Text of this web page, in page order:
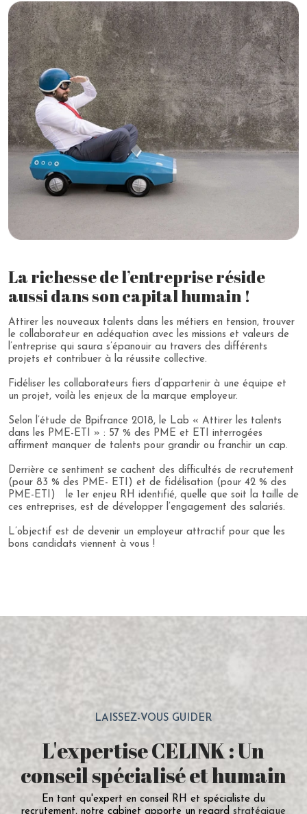
La richesse de l’entreprise réside
aussi dans son capital humain !
Attirer les nouveaux talents dans les métiers en tension, trouver
le collaborateur en adéquation avec les missions et valeurs de
l’entreprise qui saura s’épanouir au travers des différents
projets et contribuer à la réussite collective.
Fidéliser les collaborateurs fiers d’appartenir à une équipe et
un projet, voilà les enjeux de la marque employeur.
Selon l’étude de Bpifrance 2018, le Lab « Attirer les talents
dans les PME-ETI » : 57 % des PME et ETI interrogées
affirment manquer de talents pour grandir ou franchir un cap.
Derrière ce sentiment se cachent des difficultés de recrutement
(pour 83 % des PME- ETI) et de fidélisation (pour 42 % des
PME-ETI) le 1er enjeu RH identifié, quelle que soit la taille de
ces entreprises, est de développer l’engagement des salariés.
L’objectif est de devenir un employeur attractif pour que les
bons candidats viennent à vous !
LAISSEZ-VOUS GUIDER
L'expertise CELINK : Un
conseil spécialisé et humain
En tant qu'expert en conseil RH et spécialiste du
recrutement, notre cabinet apporte un regard stratégique